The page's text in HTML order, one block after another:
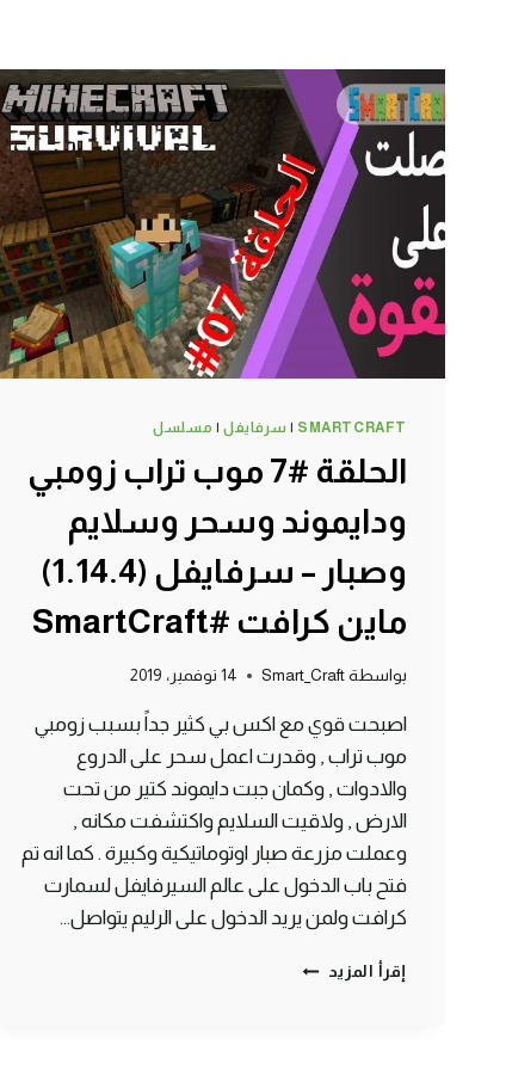
SMARTCRAFT
| سرفايفل| مسلسل
الحلقة #7 موب تراب زومبي
ودايموند وسحر وسلايم
وصبار – سرفايفل (1.14.4)
ماين كرافت #SmartCraft
بواسطة Smart_Craft 14 نوفمبر، 2019
اصبحت قوي مع اكس بي كثير جداً بسبب زومبي
موب تراب , وقدرت اعمل سحر على الدروع
والادوات , وكمان جبت دايموند كتير من تحت
الارض , ولاقيت السلايم واكتشفت مكانه ,
وعملت مزرعة صبار اوتوماتيكية وكبيرة . كما انه تم
فتح باب الدخول على عالم السيرفايفل لسمارت
كرافت ولمن يريد الدخول على الرليم يتواصل…
إقرأ المزيد الحلقة